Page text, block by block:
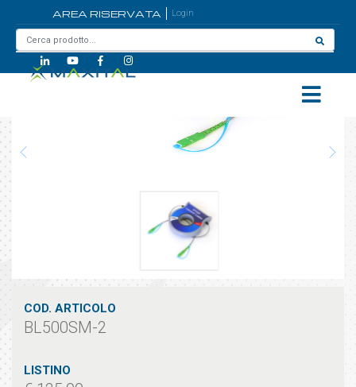
AREA RISERVATA Login
COD. ARTICOLO
BL500SM-2
LISTINO